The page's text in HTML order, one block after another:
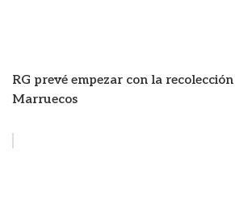
RG prevé empezar con la
Marruecos